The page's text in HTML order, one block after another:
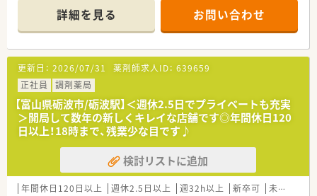
＊------------------------------------------＊
【店舗情報と応需状況について】
■近隣のクリニックから内科や呼吸器科や消化器科や血液内科
の処方箋を1日20から30枚程度応需しています。
■福野駅から車で10分ほどの場所に位置しており、マイカー通
勤が可能なので毎日の通勤も非常にスムーズです。
■現在店舗では薬剤師1名と事務員1名が正社員として在籍して
おり、医薬品の採用品目数は725品目となります。
【法人特徴について】
■北陸エリア最大手の医薬品卸で支店長を務めた経験を持つ創
業者が立ち上げた、地域密着型の調剤薬局グループです。
■高岡地区を中心に複数の店舗を展開しており、地域の医療に貢
献しながら安定した事業基盤を築いている法人になります。
詳細を見る お問い合わせ
更新日： 2026/07/31 薬剤師求人ID： 639659
正社員
調剤薬局
【富山県砺波市/砺波駅】＜週休2.5日でプライベートも充実
＞開局して数年の新しくキレイな店舗です◎年間休日120
日以上！18時まで、残業少な目です♪
検討リストに追加
年間休日120日以上 週休2.5日以上 週32h以上 新卒可 未経験可